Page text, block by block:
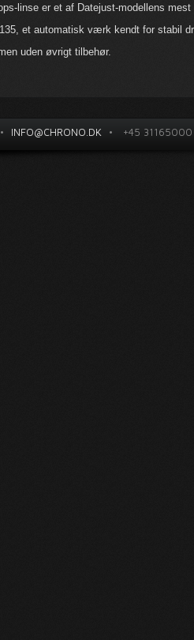
linse er et af Datejust-modellens
et automatisk værk kendt for stabil
uden øvrigt tilbehør.
• INFO@CHRONO.DK • +45 31165000